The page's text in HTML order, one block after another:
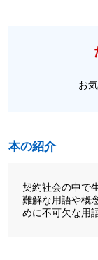
お
本の紹介
契約社会の中で
難解な用語や概
めに不可欠な用